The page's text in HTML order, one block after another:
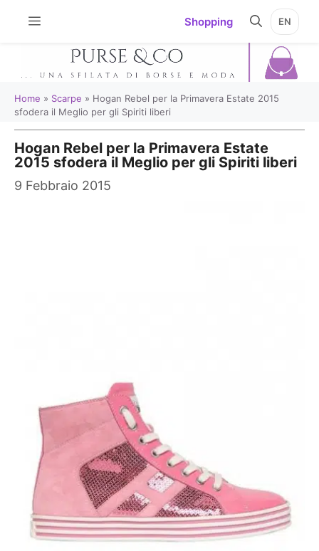
Shopping EN
Home » Scarpe » Hogan Rebel per la Primavera Estate 2015
sfodera il Meglio per gli Spiriti liberi
Hogan Rebel per la Primavera Estate
2015 sfodera il Meglio per gli Spiriti liberi
9 Febbraio 2015